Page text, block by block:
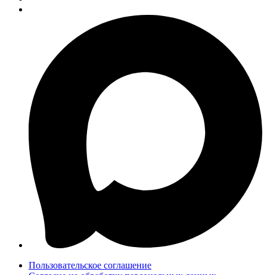
Пользовательское соглашение